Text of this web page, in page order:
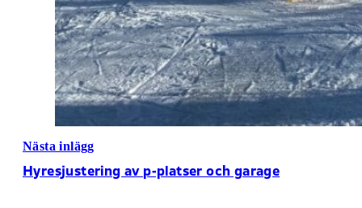
Nästa inlägg
Hyresjustering av p-platser och garage